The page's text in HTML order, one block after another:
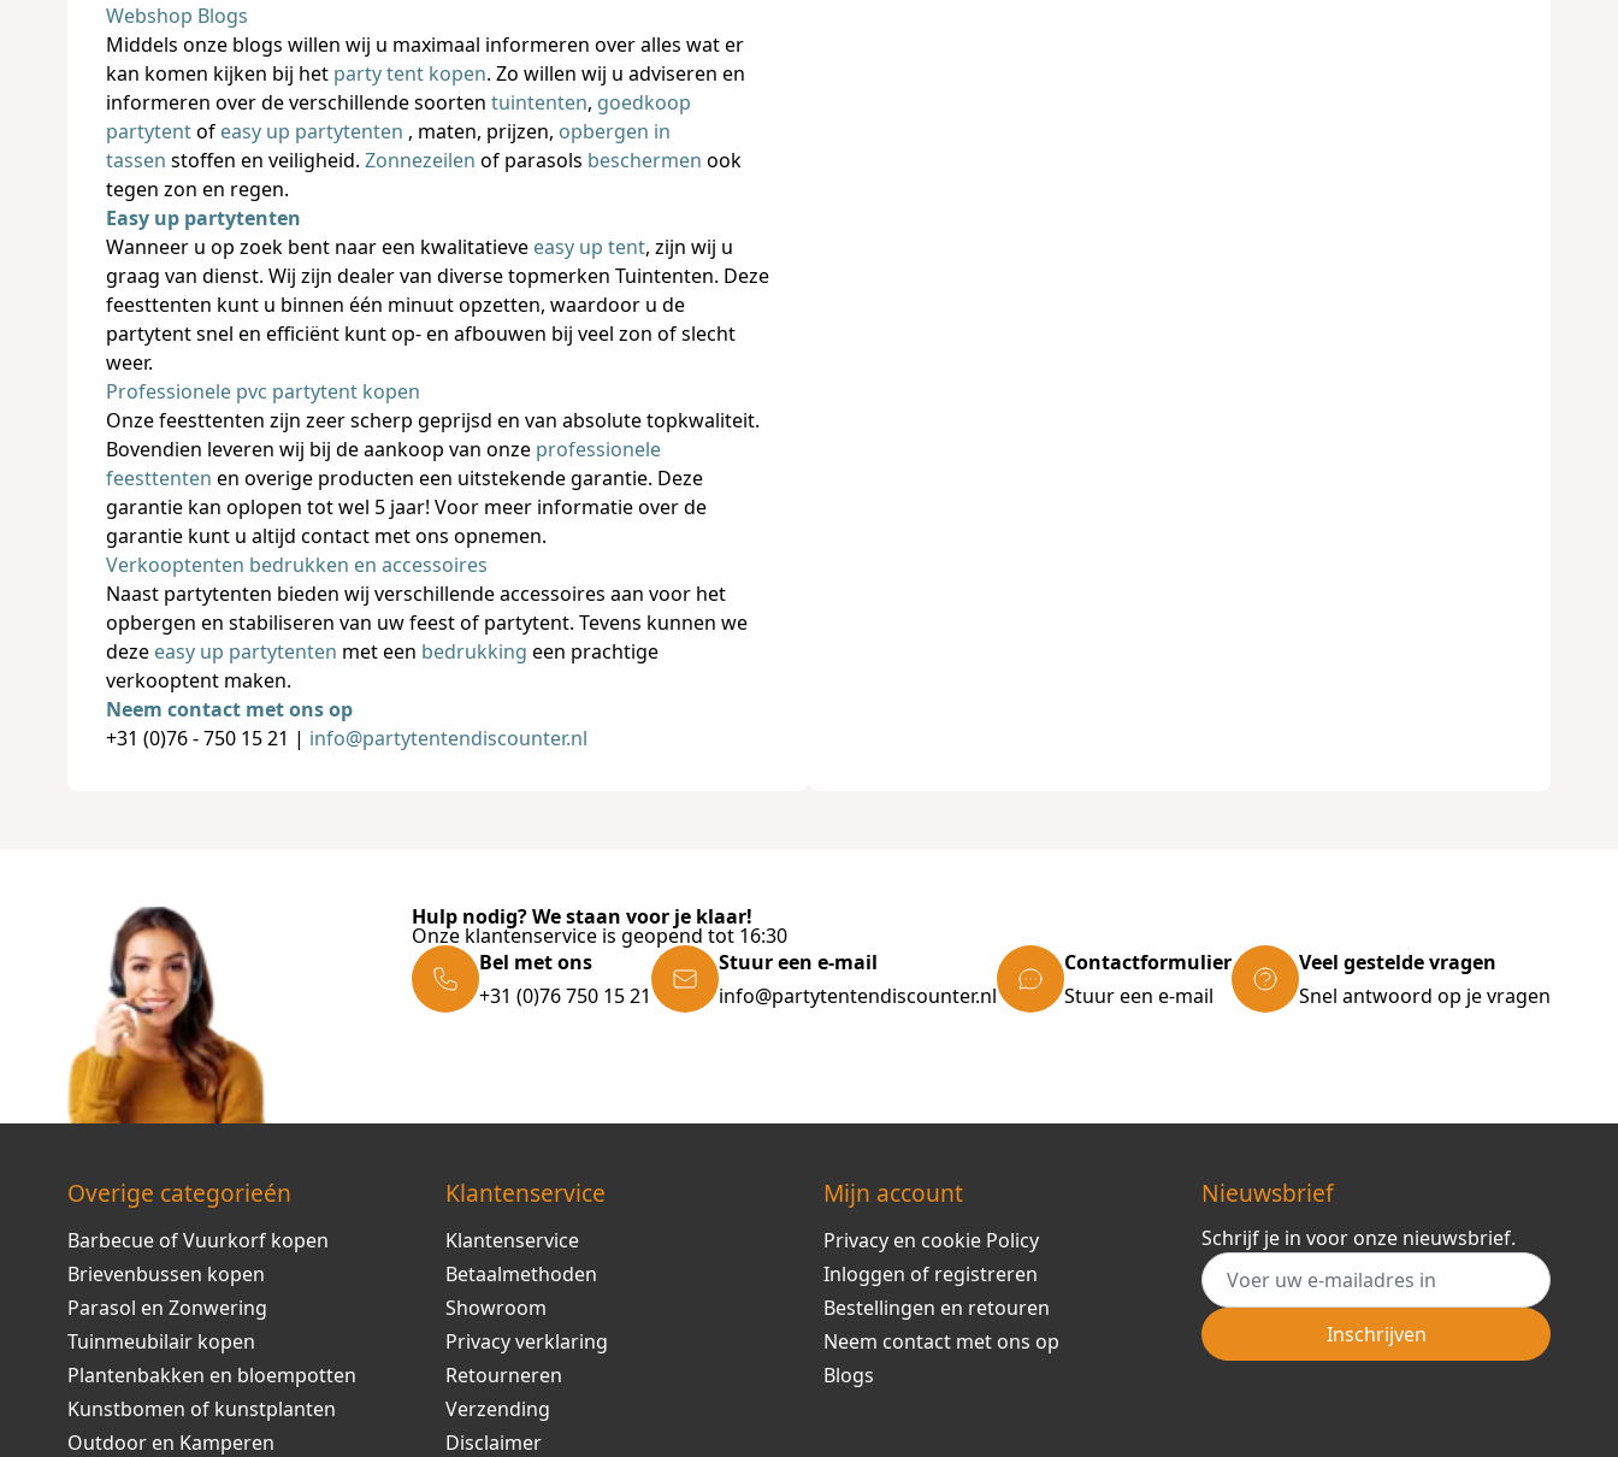
Webshop Blogs
Middels onze blogs willen wij u maximaal informeren over alles wat er
kan komen kijken bij het party tent kopen. Zo willen wij u adviseren en
informeren over de verschillende soorten tuintenten, goedkoop
partytentof easy up partytenten , maten, prijzen, opbergen in
tassen stoffen en veiligheid. Zonnezeilen of parasols beschermen ook
tegen zon en regen.
Easy up partytenten
Wanneer u op zoek bent naar een kwalitatieve easy up tent, zijn wij u
graag van dienst. Wij zijn dealer van diverse topmerken Tuintenten. Deze
feesttenten kunt u binnen één minuut opzetten, waardoor u de
partytent snel en efficiënt kunt op- en afbouwen bij veel zon of slecht
weer.
Professionele pvc partytent kopen
Onze feesttenten zijn zeer scherp geprijsd en van absolute topkwaliteit.
Bovendien leveren wij bij de aankoop van onze professionele
feesttenten en overige producten een uitstekende garantie. Deze
garantie kan oplopen tot wel 5 jaar! Voor meer informatie over de
garantie kunt u altijd contact met ons opnemen.
Verkooptenten bedrukken en accessoires
Naast partytenten bieden wij verschillende accessoires aan voor het
opbergen en stabiliseren van uw feest of partytent. Tevens kunnen we
deze easy up partytenten met een bedrukking een prachtige
verkooptent maken.
Neem contact met ons op
+31 (0)76 - 750 15 21 | info@partytentendiscounter.nl
Hulp nodig? We staan voor je klaar!
Onze klantenservice is geopend tot 16:30
Bel met ons
+31 (0)76 750 15 21
Stuur een e-mail
info@partytentendiscounter.nl
Contactformulier
Stuur een e-mail
Veel gestelde vragen
Snel antwoord op je vragen
Overige categorieén
Barbecue of Vuurkorf kopen
Brievenbussen kopen
Parasol en Zonwering
Tuinmeubilair kopen
Plantenbakken en bloempotten
Kunstbomen of kunstplanten
Outdoor en Kamperen
Klantenservice
Klantenservice
Betaalmethoden
Showroom
Privacy verklaring
Retourneren
Verzending
Disclaimer
Mijn account
Privacy en cookie Policy
Inloggen of registreren
Bestellingen en retouren
Neem contact met ons op
Blogs
Nieuwsbrief
Schrijf je in voor onze nieuwsbrief.
E-mail adres
Inschrijven